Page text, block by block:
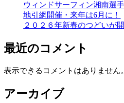
ウィンドサーフィン湘南選
地引網開催・来年は6月に！
２０２６年新春のつどいが
最近のコメント
表示できるコメントはありません。
アーカイブ